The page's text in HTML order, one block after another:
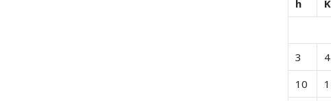
h
K
3
4
10